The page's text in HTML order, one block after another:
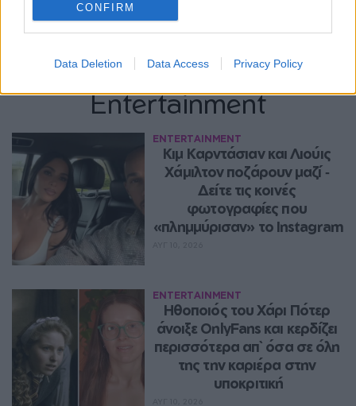
CONFIRM
Data Deletion Data Access Privacy Policy
Περισσότερα Θέματα
Entertainment
ENTERTAINMENT
Κιμ Καρντάσιαν και Λιούις
Χάμιλτον ποζάρουν μαζί ‑
Δείτε τις κοινές
φωτογραφίες που
«πλημμύρισαν» το Instagram
ENTERTAINMENT
Ηθοποιός του Χάρι Πότερ
άνοιξε OnlyFans και κερδίζει
περισσότερα απ` όσα σε όλη
της την καριέρα στην
υποκριτική